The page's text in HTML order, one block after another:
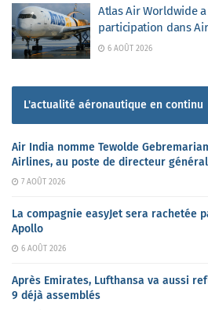
Atlas Air Worldwide
participation dans
6 AOÛT 2026
L'actualité aéronautique en continu
Air India nomme Tewolde
Airlines, au poste de directeur général
7 AOÛT 2026
La compagnie easyJet sera rachetée
Apollo
6 AOÛT 2026
Après Emirates, Lufthansa va aussi
9 déjà assemblés